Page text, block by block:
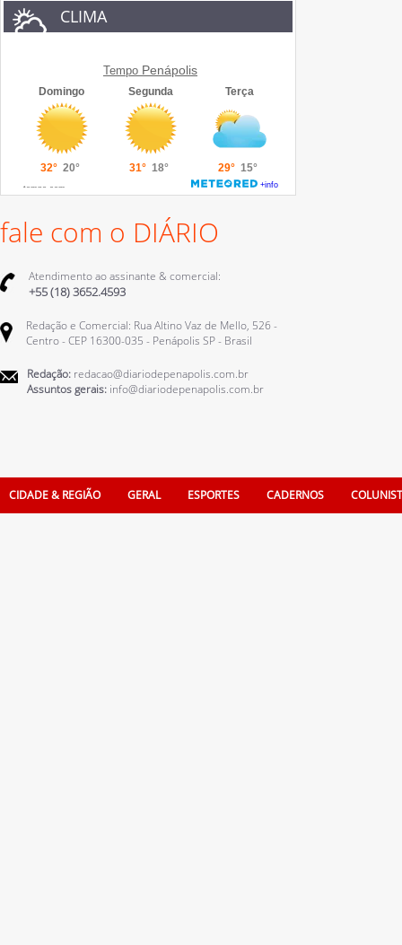
CLIMA
Tempo Penápolis
fale com o DIÁRIO
Atendimento ao assinante & comercial:
+55 (18) 3652.4593
Redação e Comercial: Rua Altino Vaz de Mello, 526 -
Centro - CEP 16300-035 - Penápolis SP - Brasil
Redação: redacao@diariodepenapolis.com.br
Assuntos gerais: info@diariodepenapolis.com.br
CIDADE & REGIÃO GERAL ESPORTES CADERNOS